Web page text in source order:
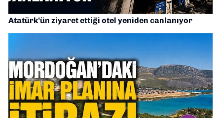
Atatürk’ün ziyaret ettiği otel yeniden canlanıyor